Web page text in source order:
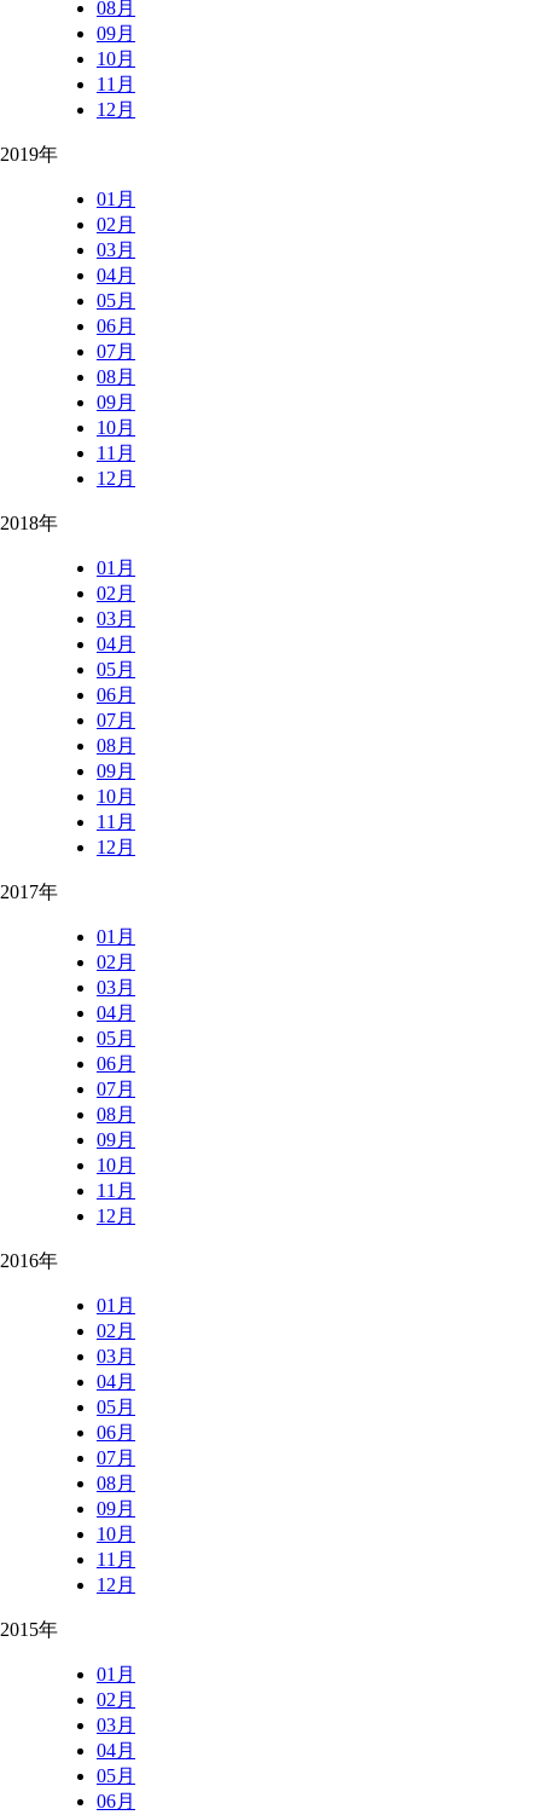
08月
09月
10月
11月
12月
2019年
01月
02月
03月
04月
05月
06月
07月
08月
09月
10月
11月
12月
2018年
01月
02月
03月
04月
05月
06月
07月
08月
09月
10月
11月
12月
2017年
01月
02月
03月
04月
05月
06月
07月
08月
09月
10月
11月
12月
2016年
01月
02月
03月
04月
05月
06月
07月
08月
09月
10月
11月
12月
2015年
01月
02月
03月
04月
05月
06月